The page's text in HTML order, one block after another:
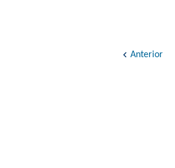
Anterior